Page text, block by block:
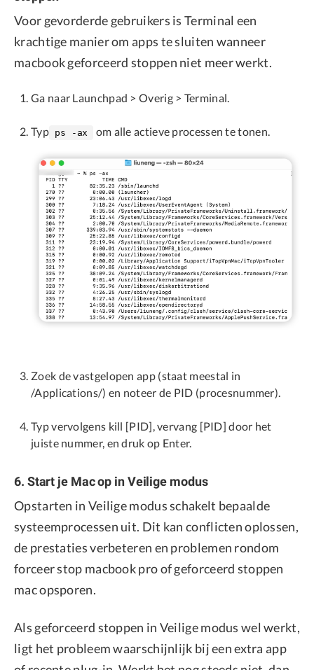
Voor gevorderde gebruikers is Terminal een
krachtige manier om apps te sluiten wanneer
macbook geforceerd stoppen niet meer werkt.
Ga naar Launchpad > Overig > Terminal.
Typ ps -ax om alle actieve processen te tonen.
Zoek de vastgelopen app (staat meestal in
/Applications/) en noteer de PID (procesnummer).
Typ vervolgens kill [PID], vervang [PID] door het
juiste nummer, en druk op Enter.
6. Start je Mac op in Veilige modus
Opstarten in Veilige modus schakelt bepaalde
systeemprocessen uit. Dit kan conflicten oplossen,
de prestaties verbeteren en problemen rondom
forceer stop macbook pro of geforceerd stoppen
mac opsporen.
Als geforceerd stoppen in Veilige modus wel werkt,
ligt het probleem waarschijnlijk bij een extra app